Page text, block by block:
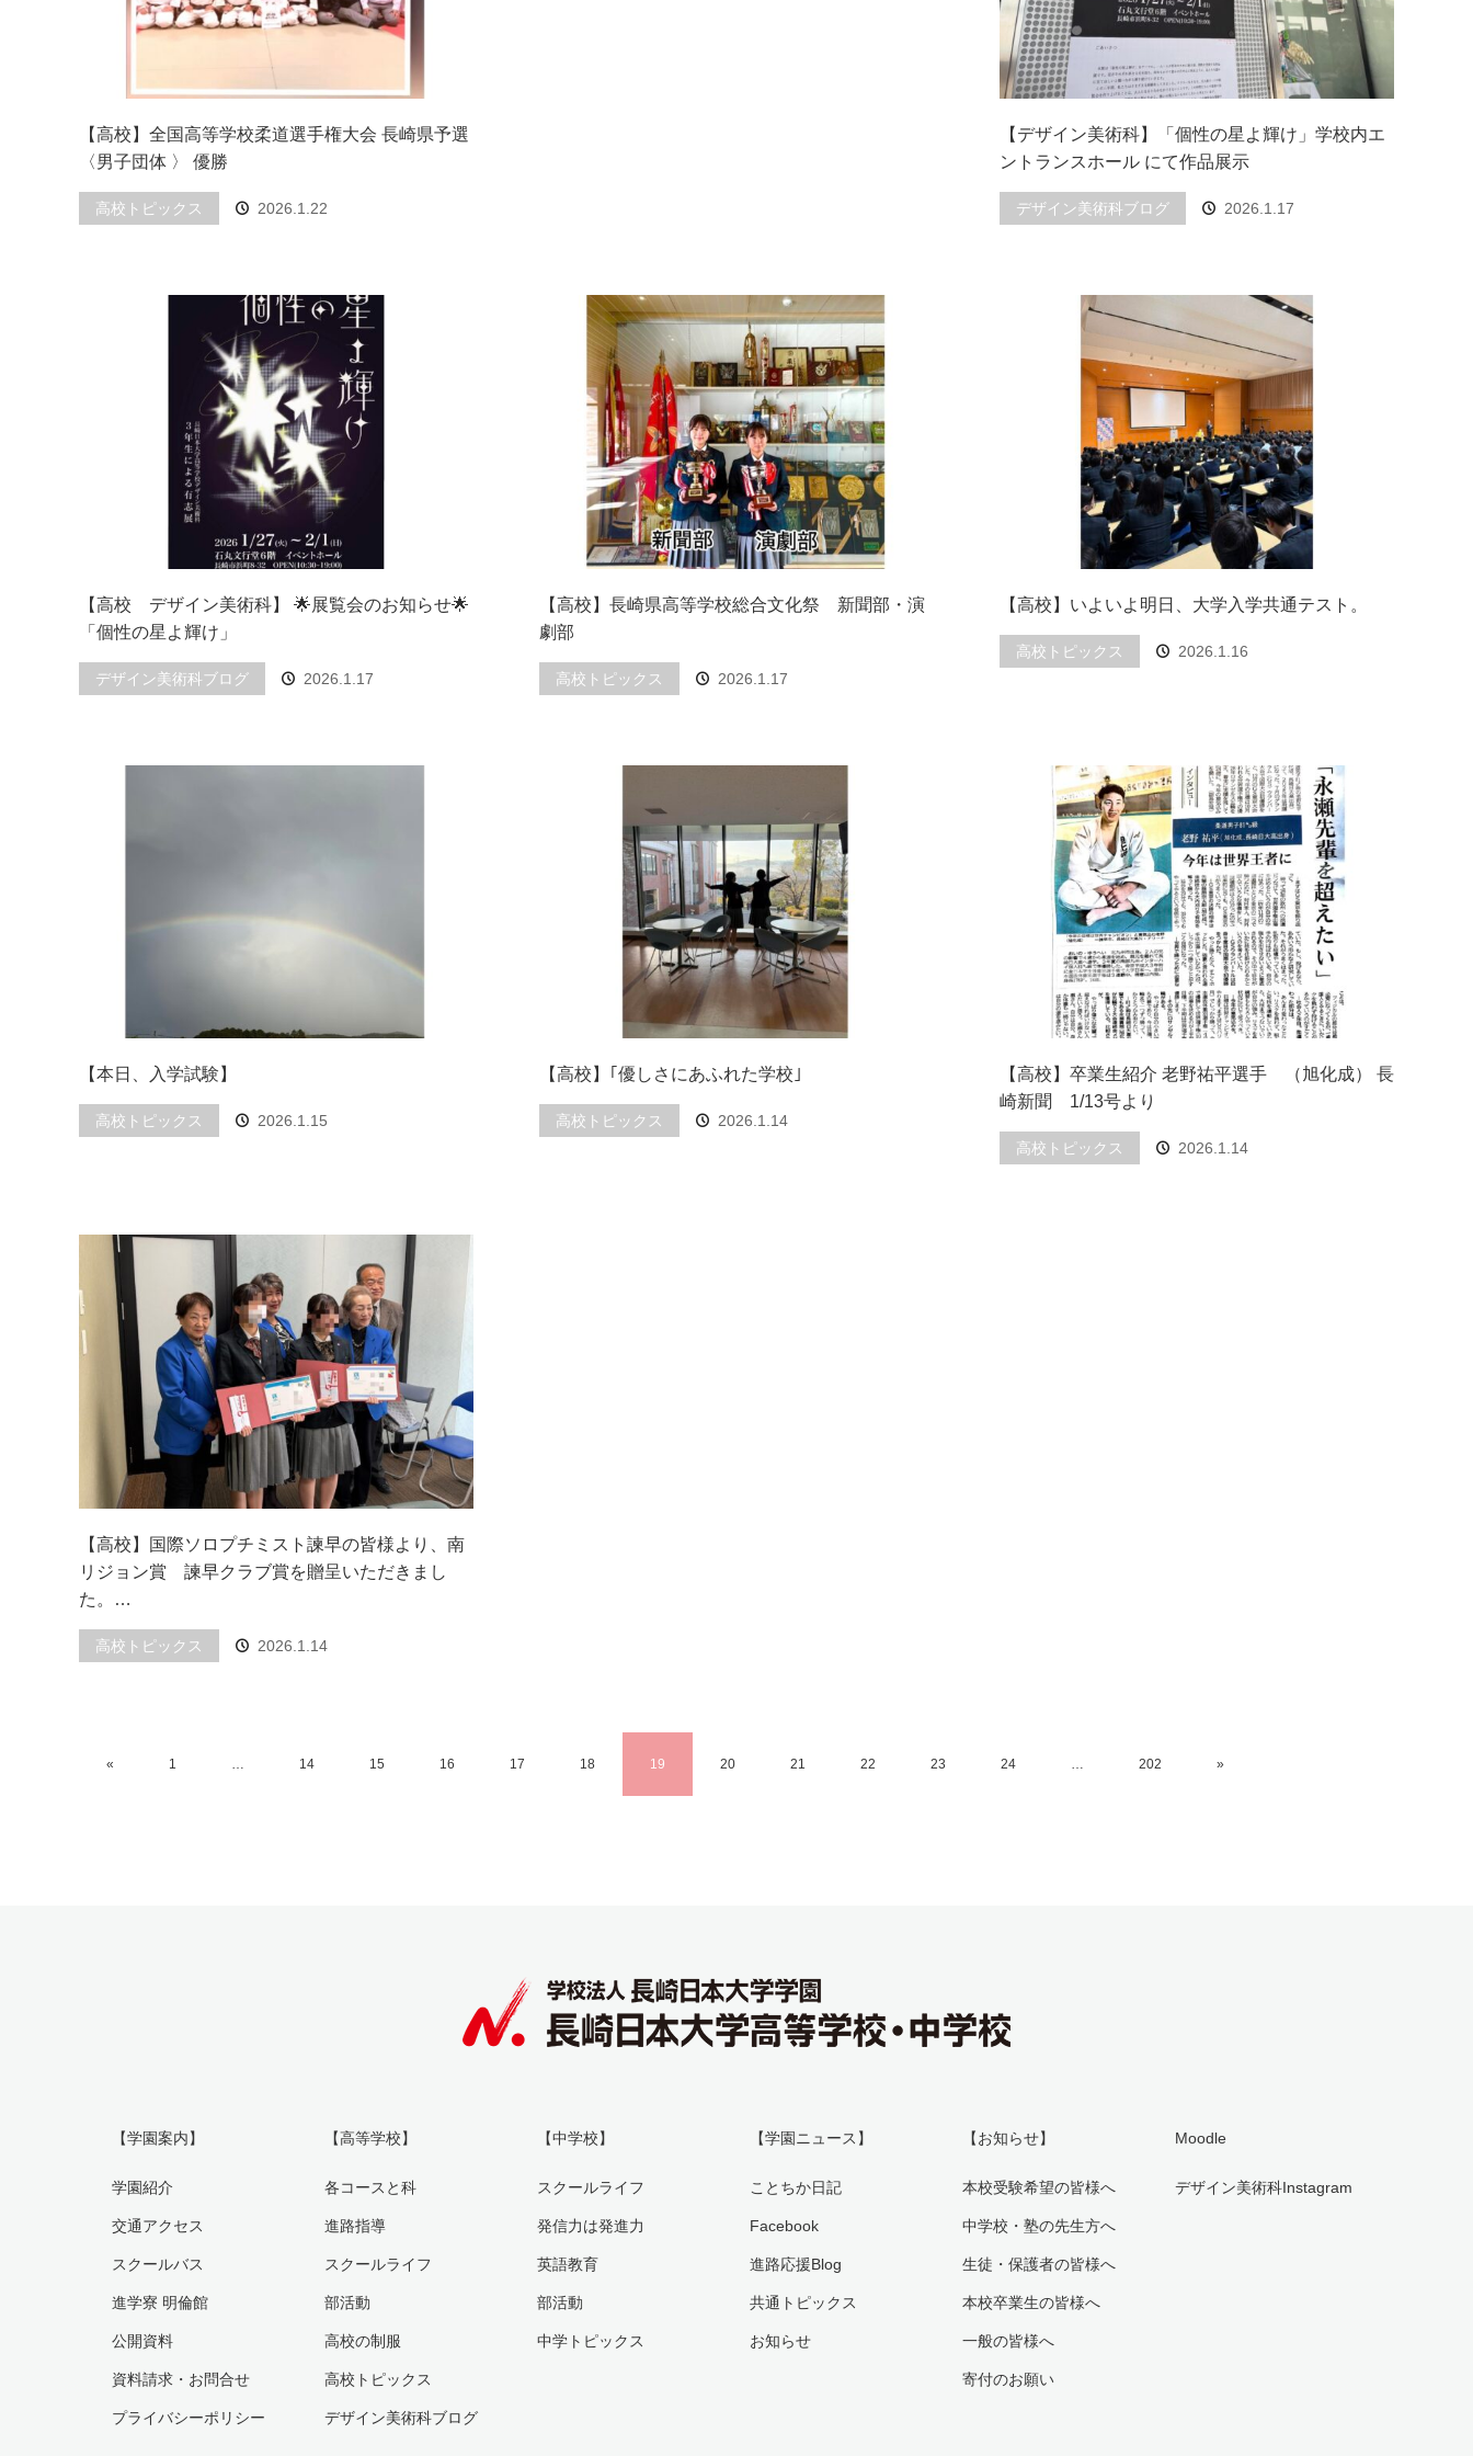
【高校】全国高等学校柔道選手権大会 長崎県予選
〈男子団体 〉 優勝
高校トピックス 2026.1.22
【デザイン美術科】「個性の星よ輝け」学校内エ
ントランスホール にて作品展示
デザイン美術科ブログ 2026.1.17
【高校 デザイン美術科】 🌟展覧会のお知らせ🌟
「個性の星よ輝け」
デザイン美術科ブログ 2026.1.17
【高校】長崎県高等学校総合文化祭 新聞部・演
劇部
高校トピックス 2026.1.17
【高校】いよいよ明日、大学入学共通テスト。
高校トピックス 2026.1.16
【本日、入学試験】
高校トピックス 2026.1.15
【高校】｢優しさにあふれた学校｣
高校トピックス 2026.1.14
【高校】卒業生紹介 老野祐平選手 （旭化成） 長
崎新聞 1/13号より
高校トピックス 2026.1.14
【高校】国際ソロプチミスト諫早の皆様より、南
リジョン賞 諫早クラブ賞を贈呈いただきまし
た。…
高校トピックス 2026.1.14
« 1 … 14 15 16 17 18 19 20 21 22 23 24 … 202 »
【学園案内】
学園紹介
交通アクセス
スクールバス
進学寮 明倫館
公開資料
資料請求・お問合せ
プライバシーポリシー
【高等学校】
各コースと科
進路指導
スクールライフ
部活動
高校の制服
高校トピックス
デザイン美術科ブログ
【中学校】
スクールライフ
発信力は発進力
英語教育
部活動
中学トピックス
【学園ニュース】
ことちか日記
Facebook
進路応援Blog
共通トピックス
お知らせ
【お知らせ】
本校受験希望の皆様へ
中学校・塾の先生方へ
生徒・保護者の皆様へ
本校卒業生の皆様へ
一般の皆様へ
寄付のお願い
Moodle
デザイン美術科Instagram